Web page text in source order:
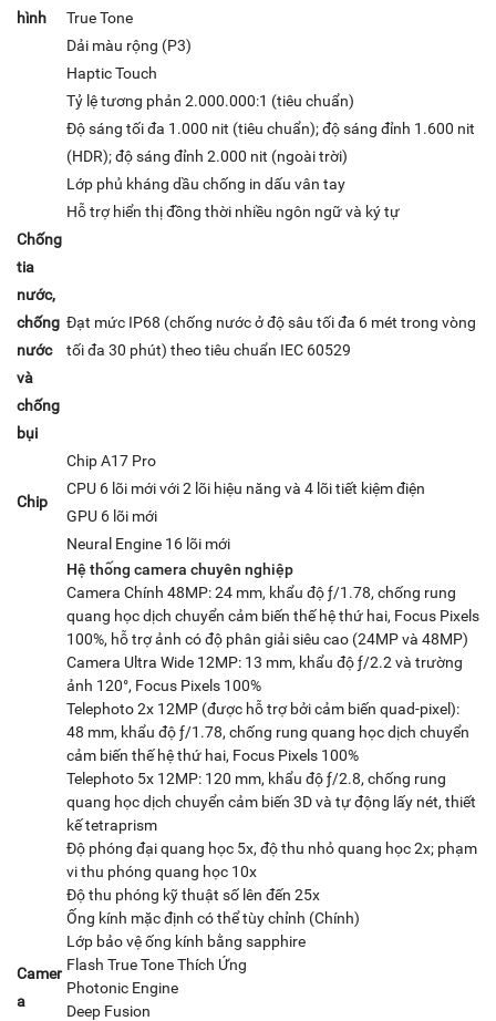
hình
True Tone
Dải màu rộng (P3)
Haptic Touch
Tỷ lệ tương phản 2.000.000:1 (tiêu chuẩn)
Độ sáng tối đa 1.000 nit (tiêu chuẩn); độ sáng đỉnh 1.600 nit
(HDR); độ sáng đỉnh 2.000 nit (ngoài trời)
Lớp phủ kháng dầu chống in dấu vân tay
Hỗ trợ hiển thị đồng thời nhiều ngôn ngữ và ký tự
Chống
tia
nước,
chống
nước
và
chống
bụi
Đạt mức IP68 (chống nước ở độ sâu tối đa 6 mét trong vòng
tối đa 30 phút) theo tiêu chuẩn IEC 60529
Chip
Chip A17 Pro
CPU 6 lõi mới với 2 lõi hiệu năng và 4 lõi tiết kiệm điện
GPU 6 lõi mới
Neural Engine 16 lõi mới
Camer
a
Hệ thống camera chuyên nghiệp
Camera Chính 48MP: 24 mm, khẩu độ ƒ/1.78, chống rung
quang học dịch chuyển cảm biến thế hệ thứ hai, Focus Pixels
100%, hỗ trợ ảnh có độ phân giải siêu cao (24MP và 48MP)
Camera Ultra Wide 12MP: 13 mm, khẩu độ ƒ/2.2 và trường
ảnh 120°, Focus Pixels 100%
Telephoto 2x 12MP (được hỗ trợ bởi cảm biến quad-pixel):
48 mm, khẩu độ ƒ/1.78, chống rung quang học dịch chuyển
cảm biến thế hệ thứ hai, Focus Pixels 100%
Telephoto 5x 12MP: 120 mm, khẩu độ ƒ/2.8, chống rung
quang học dịch chuyển cảm biến 3D và tự động lấy nét, thiết
kế tetraprism
Độ phóng đại quang học 5x, độ thu nhỏ quang học 2x; phạm
vi thu phóng quang học 10x
Độ thu phóng kỹ thuật số lên đến 25x
Ống kính mặc định có thể tùy chỉnh (Chính)
Lớp bảo vệ ống kính bằng sapphire
Flash True Tone Thích Ứng
Photonic Engine
Deep Fusion